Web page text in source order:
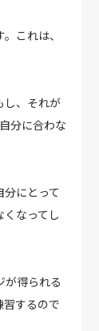
これは、
し、それが
分に合わな
にとって
なってし
が得られる
するので